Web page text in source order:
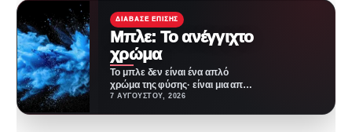
ΔΙΆΒΑΣΕ ΕΠΊΣΗΣ
Μπλε: Το ανέγγιχτο
χρώμα
Το μπλε δεν είναι ένα απλό
χρώμα της φύσης· είναι μια από
τις πιο επιτυχημένες
7 ΑΥΓΟΎΣΤΟΥ, 2026